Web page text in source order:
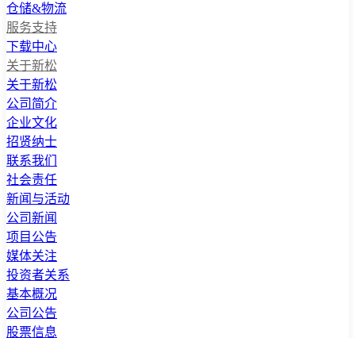
仓储&物流
服务支持
下载中心
关于新松
关于新松
公司简介
企业文化
招贤纳士
联系我们
社会责任
新闻与活动
公司新闻
项目公告
媒体关注
投资者关系
基本概况
公司公告
股票信息